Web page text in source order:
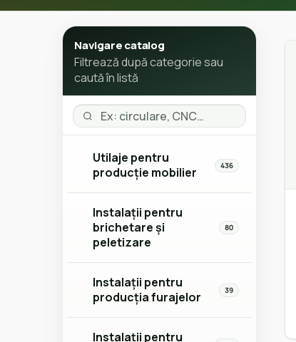
Navigare catalog
Filtrează după categorie sau
caută în listă
Caută categorie
Utilaje pentru
producție mobilier
436
Instalații pentru
brichetare și
peletizare
80
Instalații pentru
producția furajelor
39
Instalații pentru